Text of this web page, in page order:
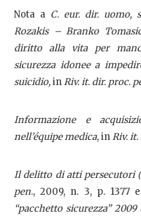
Nota a C. eur. dir. uomo,
Rozakis – Branko
diritto alla vita per
sicurezza idonee a
suicidio,inRiv. it. dir. proc.
Informazione e
nell’équipe medica, inRiv. it.
Il delitto di atti persecutori
pen., 2009, n. 3, p. 1377
“pacchetto sicurezza”